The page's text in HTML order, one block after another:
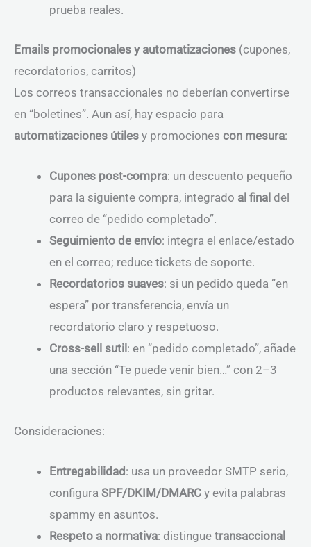
prueba reales.
Emails promocionales y automatizaciones (cupones,
recordatorios, carritos)
Los correos transaccionales no deberían convertirse
en “boletines”. Aun así, hay espacio para
automatizaciones útiles y promociones con mesura:
Cupones post-compra: un descuento pequeño
para la siguiente compra, integrado al final del
correo de “pedido completado”.
Seguimiento de envío: integra el enlace/estado
en el correo; reduce tickets de soporte.
Recordatorios suaves: si un pedido queda “en
espera” por transferencia, envía un
recordatorio claro y respetuoso.
Cross-sell sutil : en “pedido completado”, añade
una sección “Te puede venir bien…” con 2–3
productos relevantes, sin gritar.
Consideraciones:
Entregabilidad: usa un proveedor SMTP serio,
configura SPF/DKIM/DMARC y evita palabras
spammy en asuntos.
Respeto a normativa: distingue transaccional